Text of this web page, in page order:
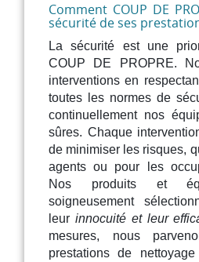
Comment COUP DE
sécurité de ses
La sécurité est une
COUP DE PROPRE.
interventions en
toutes les normes de
continuellement nos
sûres. Chaque
de minimiser les risques,
agents ou pour les
Nos produits et
soigneusement
leur innocuité et leur
mesures, nous
prestations de